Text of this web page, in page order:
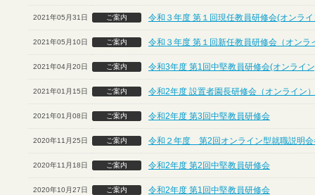
2021年05月31日 ご案内 令和３年度 第１回現任教員研修会(オンラ
2021年05月10日 ご案内 令和３年度 第１回新任教員研修会（オンラ
2021年04月20日 ご案内 令和3年度 第1回中堅教員研修会(オンライ
2021年01月15日 ご案内 令和2年度 設置者園長研修会（オンライン）
2021年01月08日 ご案内 令和2年度 第3回中堅教員研修会
2020年11月25日 ご案内 令和２年度 第2回オンライン型就職説明会
2020年11月18日 ご案内 令和2年度 第2回中堅教員研修会
2020年10月27日 ご案内 令和2年度 第1回中堅教員研修会